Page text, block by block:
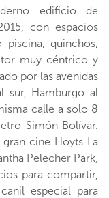
edificio de
con espacios
quinchos,
muy céntrico y
por las avenidas
sur, Hamburgo al
calle a solo 8
Simón Bolívar.
cine Hoyts La
Pelecher Park,
para compartir,
especial para